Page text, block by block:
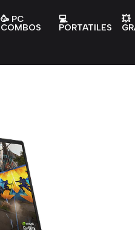
🥳 PC
COMBOS
💻
PORTATILES
💥